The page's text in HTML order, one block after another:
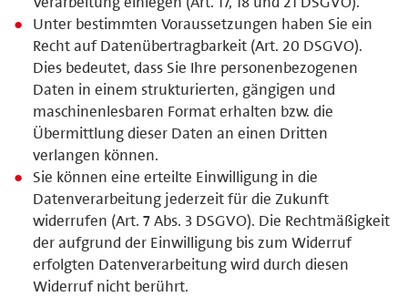
Unter bestimmten Voraussetzungen haben Sie ein
Recht auf Datenübertragbarkeit (Art. 20 DSGVO).
Dies bedeutet, dass Sie Ihre personenbezogenen
Daten in einem strukturierten, gängigen und
maschinenlesbaren Format erhalten bzw. die
Übermittlung dieser Daten an einen Dritten
verlangen können.
Sie können eine erteilte Einwilligung in die
Datenverarbeitung jederzeit für die Zukunft
widerrufen (Art. 7 Abs. 3 DSGVO). Die Rechtmäßigkeit
der aufgrund der Einwilligung bis zum Widerruf
erfolgten Datenverarbeitung wird durch diesen
Widerruf nicht berührt.